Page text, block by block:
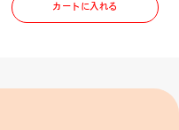
カートに入れる